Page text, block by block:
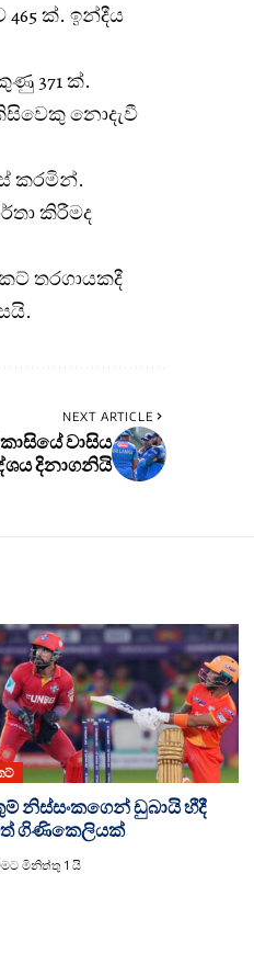
ක්. ඉන්දීය
371 ක්.
නොදැවී
කරමින්.
කිරීමද
තරගායකදී
NEXT ARTICLE
වාසිය
දිනාගනියි
නිස්සංකගෙන් ඩුබායි හීදී
ගිණිකෙලියක්
මිනිත්තු 1 යි